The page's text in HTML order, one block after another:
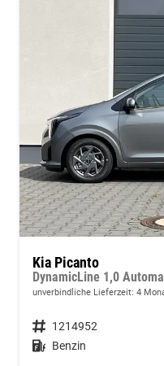
Kia Picanto
DynamicLine 1,0
unverbindliche Lieferzeit: 4
Fahrzeugnummer 1214952
Kraftstoff Benzin